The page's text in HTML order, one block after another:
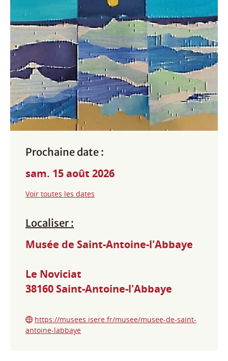
Prochaine date :
sam. 15 août 2026
Voir toutes les dates
Localiser :
Musée de Saint-Antoine-l'Abbaye
Le Noviciat
38160 Saint-Antoine-l'Abbaye
https://musees.isere.fr/musee/musee-de-saint-
antoine-labbaye